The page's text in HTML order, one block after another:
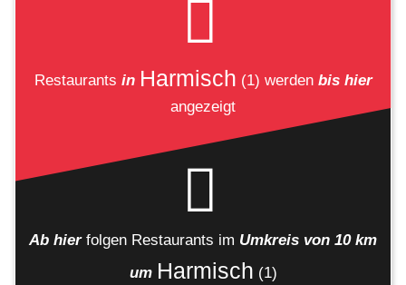
Restaurants in Harmisch (1) werden bis hier
angezeigt
Ab hier folgen Restaurants im Umkreis von 10 km
um Harmisch (1)